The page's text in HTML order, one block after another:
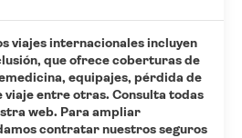
viajes internacionales incluyen
que ofrece coberturas de
equipajes, pérdida de
viaje entre otras. Consulta todas
web. Para ampliar
contratar nuestros seguros